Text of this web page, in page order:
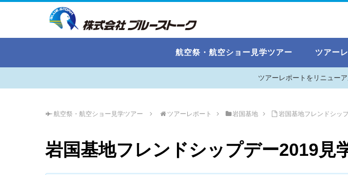
航空祭・航空ショー見学ツアー ツアー
ツアーレポートをリニュー
航空祭・航空ショー見学ツアー ツアーレポート 岩国基地 岩国基地フレンドシッ
岩国基地フレンドシップデー2019見